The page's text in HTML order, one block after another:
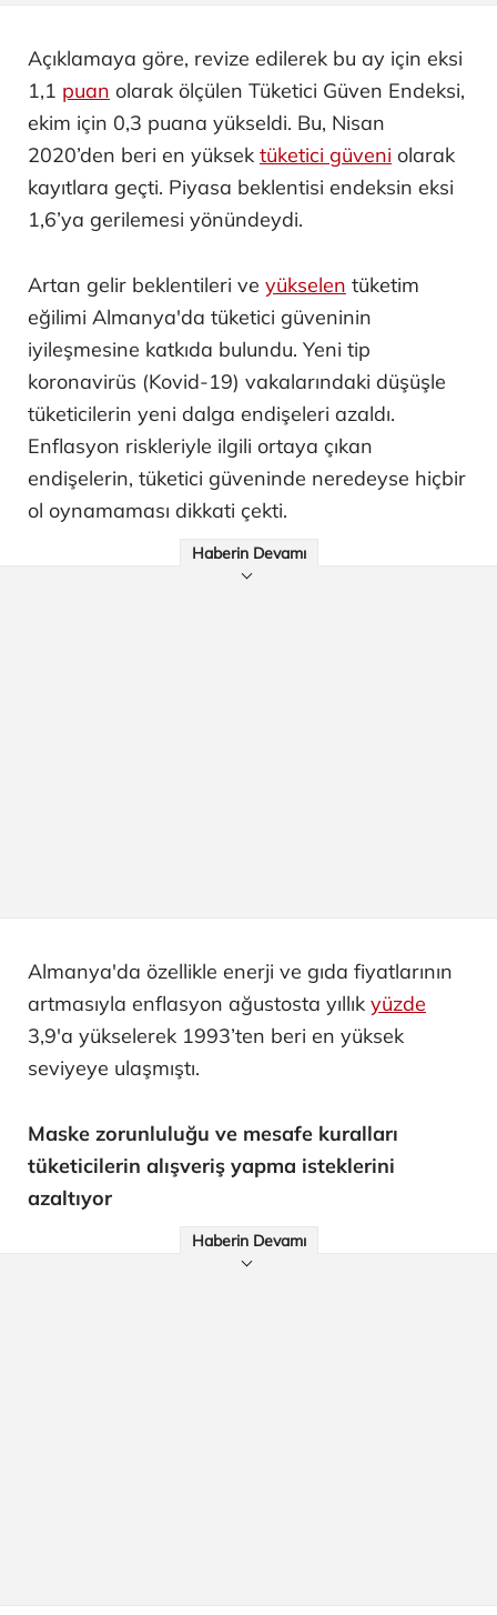
Açıklamaya göre, revize edilerek bu ay için eksi
1,1 puan olarak ölçülen Tüketici Güven Endeksi,
ekim için 0,3 puana yükseldi. Bu, Nisan
2020’den beri en yüksek tüketici güveni olarak
kayıtlara geçti. Piyasa beklentisi endeksin eksi
1,6’ya gerilemesi yönündeydi.
Artan gelir beklentileri ve yükselen tüketim
eğilimi Almanya'da tüketici güveninin
iyileşmesine katkıda bulundu. Yeni tip
koronavirüs (Kovid-19) vakalarındaki düşüşle
tüketicilerin yeni dalga endişeleri azaldı.
Enflasyon riskleriyle ilgili ortaya çıkan
endişelerin, tüketici güveninde neredeyse hiçbir
ol oynamaması dikkati çekti.
Haberin Devamı
Almanya'da özellikle enerji ve gıda fiyatlarının
artmasıyla enflasyon ağustosta yıllık yüzde
3,9'a yükselerek 1993’ten beri en yüksek
seviyeye ulaşmıştı.
Maske zorunluluğu ve mesafe kuralları
tüketicilerin alışveriş yapma isteklerini
azaltıyor
Haberin Devamı